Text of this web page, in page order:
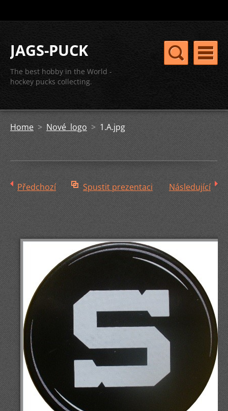
JAGS-PUCK
The best hobby in the World -
hockey pucks collecting.
Home > Nové logo > 1.A.jpg
Předchozí Spustit prezentaci Následující